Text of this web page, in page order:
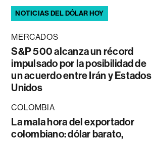
NOTICIAS DEL DÓLAR HOY
MERCADOS
S&P 500 alcanza un récord
impulsado por la posibilidad de
un acuerdo entre Irán y Estados
Unidos
COLOMBIA
La mala hora del exportador
colombiano: dólar barato,